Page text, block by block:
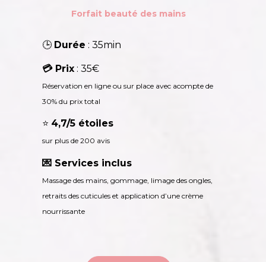
Forfait beauté des mains
🕒 Durée : 35min
💳 Prix: 35€
Réservation en ligne ou sur place avec acompte de
30% du prix total
⭐ 4,7/5 étoiles
sur plus de 200 avis
💌 Services inclus
Massage des mains, gommage, limage des ongles,
retraits des cuticules et application d’une crème
nourrissante